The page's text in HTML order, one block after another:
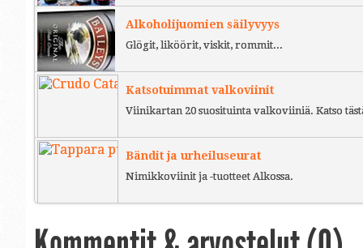
Alkoholijuomien säilyvyys
Glögit, liköörit, viskit, rommit...
Katsotuimmat valkoviinit
Viinikartan 20 suosituinta valkoviiniä. Katso
Bändit ja urheiluseurat
Nimikkoviinit ja -tuotteet Alkossa.